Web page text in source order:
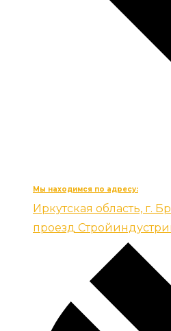
Мы находимся по адресу:
Иркутская область, г.
проезд